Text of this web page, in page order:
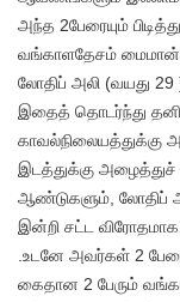
அந்த 2பேரையும்
வங்காளதேசம்
லோதிப் அலி (வயது
இதைத் தொடர்ந்து
காவல்நிலையத்துக்கு
இடத்துக்கு அழைத்துச்
ஆண்டுகளும், லோதிப்
இன்றி சட்ட
.உடனே அவர்கள் 2
கைதான 2 பேரும்